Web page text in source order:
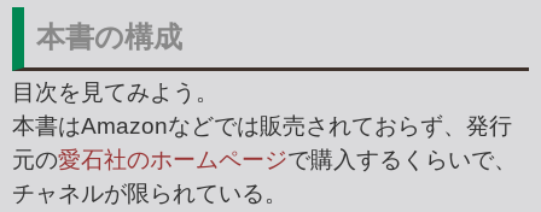
本書の構成
目次を見てみよう。
本書はAmazonなどでは販売されておらず、発行
元の愛石社のホームページで購入するくらいで、
チャネルが限られている。